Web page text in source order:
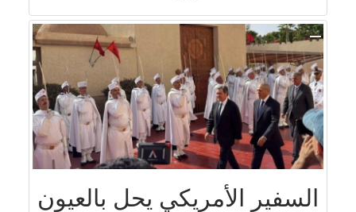
السفير الأمريكي يحل بالعيون